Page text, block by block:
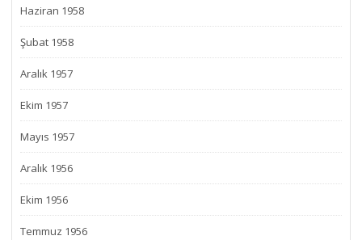
Haziran 1958
Şubat 1958
Aralık 1957
Ekim 1957
Mayıs 1957
Aralık 1956
Ekim 1956
Temmuz 1956